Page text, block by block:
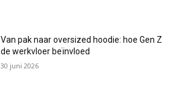
Van pak naar oversized hoodie: hoe Gen Z
de werkvloer beïnvloed
30 juni 2026